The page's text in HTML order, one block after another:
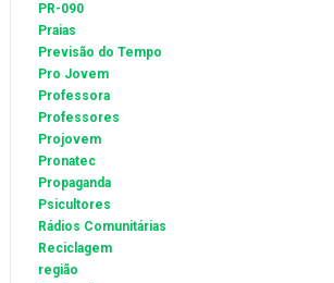
PR-090
Praias
Previsão do Tempo
Pro Jovem
Professora
Professores
Projovem
Pronatec
Propaganda
Psicultores
Rádios Comunitárias
Reciclagem
região